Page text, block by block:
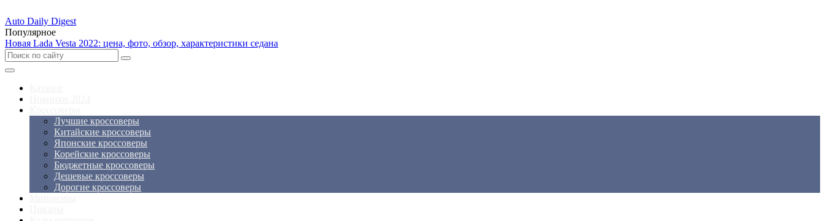
Auto Daily Digest
Популярное
Новая Lada Vesta 2022: цена, фото, обзор, характеристики седана
Лучшие кроссоверы
Китайские кроссоверы
Японские кроссоверы
Корейские кроссоверы
Бюджетные кроссоверы
Дешевые кроссоверы
Дорогие кроссоверы